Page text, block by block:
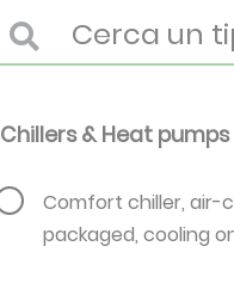
Chillers & Heat pumps
Comfort chiller, air-
packaged, cooling